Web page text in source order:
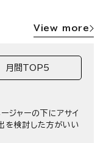
View more
月間TOP5
ジャーの下にアサイ
を検討した方がいい